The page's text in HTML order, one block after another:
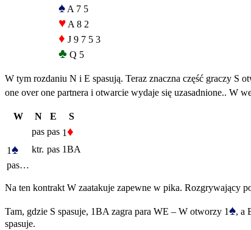
♠ A 7 5
♥ A 8 2
♦ J 9 7 5 3
♣ Q 5
W tym rozdaniu N i E spasują. Teraz znaczna część graczy S
one over one partnera i otwarcie wydaje się uzasadnione.. W
W N E
S
pas pas 1♦
1♠ ktr. pas 1BA
pas…
Na ten kontrakt W zaatakuje zapewne w pika. Rozgrywający
Tam, gdzie S spasuje, 1BA zagra para WE – W otworzy 1♠, a
spasuje.